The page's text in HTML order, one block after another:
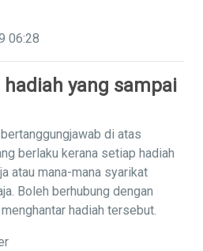
06:28
hadiah yang sampai
di atas
berlaku kerana setiap hadiah
atau mana-mana syarikat
Boleh berhubung dengan
hadiah tersebut.